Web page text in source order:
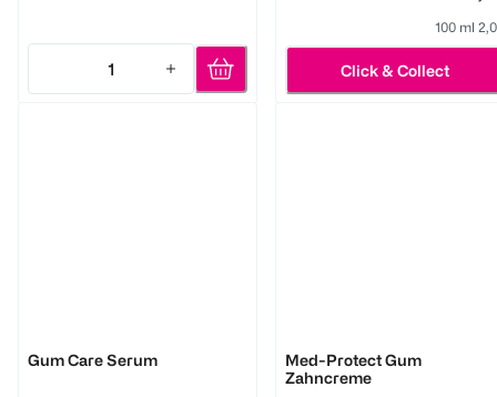
1
Quantity: 1
100 ml
Click & Collect
Gum Care Serum
Med-Protect Gum
Zahncreme